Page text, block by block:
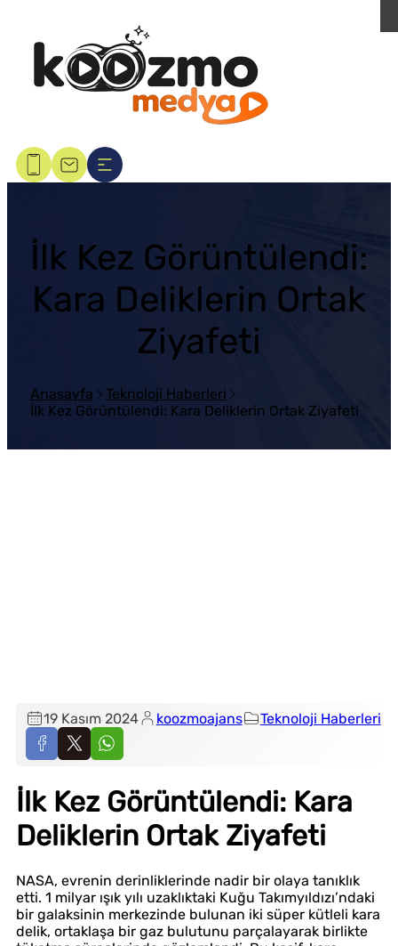
İlk Kez Görüntülendi:
Kara Deliklerin Ortak
Ziyafeti
Anasayfa
Teknoloji Haberleri
İlk Kez Görüntülendi: Kara Deliklerin Ortak Ziyafeti
19 Kasım 2024 koozmoajans Teknoloji Haberleri
İlk Kez Görüntülendi: Kara
Deliklerin Ortak Ziyafeti
NASA, evrenin derinliklerinde nadir bir olaya tanıklık
etti. 1 milyar ışık yılı uzaklıktaki Kuğu Takımyıldızı’ndaki
bir galaksinin merkezinde bulunan iki süper kütleli kara
delik, ortaklaşa bir gaz bulutunu parçalayarak birlikte